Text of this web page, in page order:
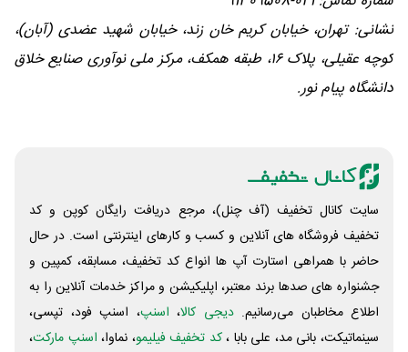
نشانی: تهران، خیابان کریم خان زند، خیابان شهید عضدی (آبان)،
کوچه عقیلی، پلاک ۱۶، طبقه همکف، مرکز ملی نوآوری صنایع خلاق
دانشگاه پیام نور.
سایت کانال تخفیف (آف چنل)، مرجع دریافت رایگان کوپن و کد
تخفیف فروشگاه های آنلاین و کسب و‌ کارهای اینترنتی است. در حال
حاضر با همراهی استارت آپ ها انواع کد تخفیف، مسابقه، کمپین و
جشنواره های صدها برند معتبر، اپلیکیشن و مراکز خدمات آنلاین را به
اطلاع مخاطبان می‌رسانیم. دیجی کالا، اسنپ، اسنپ فود، تپسی،
سینماتیکت، بانی مد، علی‌ بابا ،کد تخفیف فیلیمو، نماوا، اسنپ مارکت،